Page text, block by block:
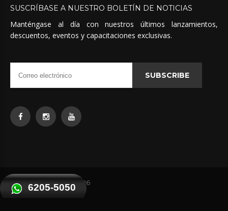
6205-5050
SUSCRÍBASE A NUESTRO BOLETÍN DE NOTICIAS
Manténgase al día con nuestros últimos lanzamientos,
descuentos, eventos y capacitaciones exclusivas.
SUBSCRIBE
Quimicas Unidas © 2026